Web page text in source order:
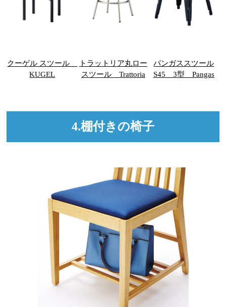
クーゲル スツール
KUGEL
トラットリア丸ロー
スツール Trattoria
パンガススツール
S45 3型 Pangas
4.棚付きの椅子